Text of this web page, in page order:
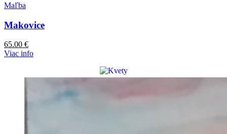
Maľba
Makovice
65.00 €
Viac info